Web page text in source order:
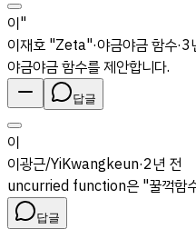
이"
이재호 "Zeta"·야금야금 함수·3
야금야금 함수를 제안합니다.
답글
이
이광근/YiKwangkeun·2년 전
uncurried function은 "꿀꺽함
답글